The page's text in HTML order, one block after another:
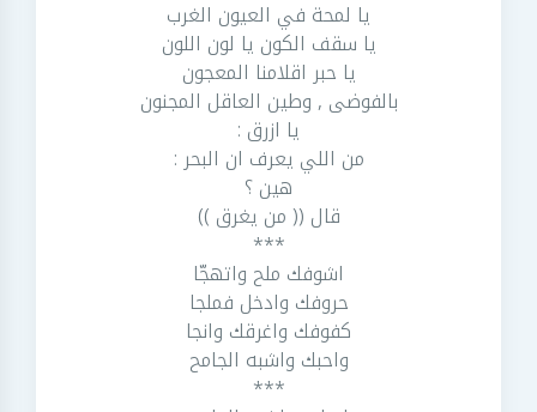
يا لمحة في العيون الغرب
يا سقف الكون يا لون اللون
يا حبر اقلامنا المعجون
بالفوضى , وطين العاقل المجنون
يا ازرق :
من اللي يعرف ان البحر :
هين ؟
قال (( من يغرق ))
***
اشوفك ملح واتهجّا
حروفك وادخل فملجا
كفوفك واغرقك وانجا
واحبك واشبه الجامح
***